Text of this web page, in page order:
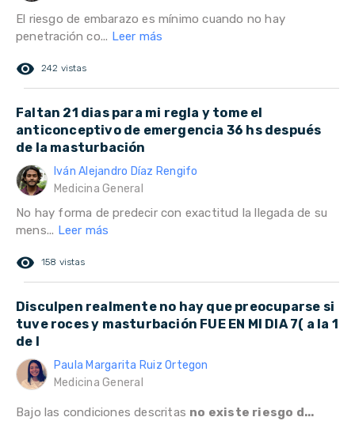
El riesgo de embarazo es mínimo cuando no hay
penetración co... Leer más
remove_red_eye 242 vistas
Faltan 21 dias para mi regla y tome el
anticonceptivo de emergencia 36 hs después
de la masturbación
Iván Alejandro Díaz Rengifo
Medicina General
No hay forma de predecir con exactitud la llegada de su
mens... Leer más
remove_red_eye 158 vistas
Disculpen realmente no hay que preocuparse si
tuve roces y masturbación FUE EN MI DIA 7( a la 1
de l
Paula Margarita Ruiz Ortegon
Medicina General
Bajo las condiciones descritas no existe riesgo d...